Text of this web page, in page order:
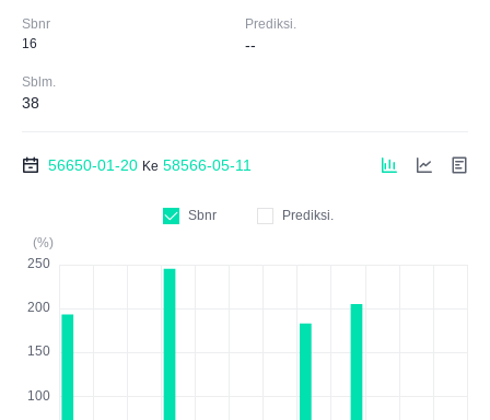
Sbnr
16
Prediksi.
--
Sblm.
38
56650-01-20 Ke 58566-05-11
Sbnr
Prediksi.
(%)